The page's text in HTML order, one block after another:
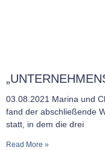
03.08.2021 Marina und
fand der abschließende
statt, in dem die drei
Read More »